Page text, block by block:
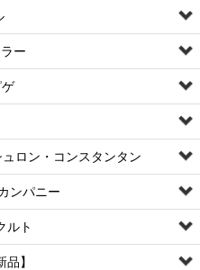
ー
ロン・コンスタンタン
ンパニー
ルト
】